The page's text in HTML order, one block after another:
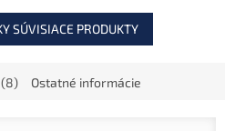
SÚVISIACE PRODUKTY
(8) Ostatné informácie